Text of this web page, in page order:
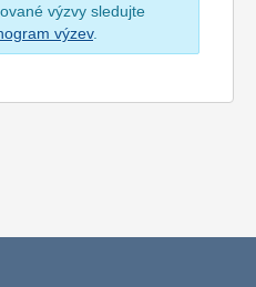
výzvy sledujte
výzev.